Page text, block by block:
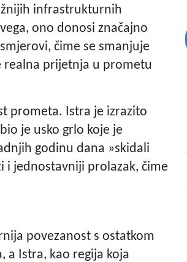
infrastrukturnih
ono donosi značajno
čime se smanjuje
realna prijetnja u prometu
prometa. Istra je izrazito
je usko grlo koje je
godinu dana »skidali
i jednostavniji prolazak, čime
povezanost s ostatkom
a Istra, kao regija koja